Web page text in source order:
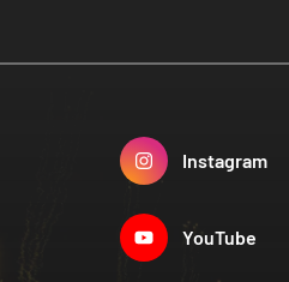
Instagram
YouTube